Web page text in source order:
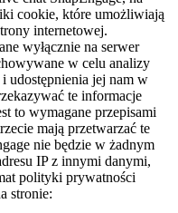
cookie, które umożliwiają
internetowej.
wyłącznie na serwer
w celu analizy
udostępnienia jej nam w
te informacje
to wymagane przepisami
mają przetwarzać te
nie będzie w żadnym
IP z innymi danymi,
polityki prywatności
stronie: